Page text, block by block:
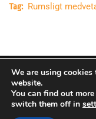
Tag: Rumsligt
Copyright ©
förbehållna.
We are using cookies
website.
You can find out
switch them off in